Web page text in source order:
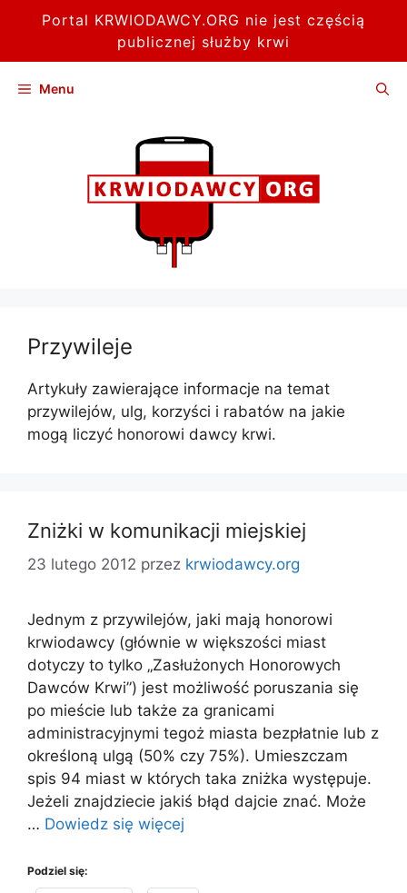
Portal KRWIODAWCY.ORG nie jest częścią
publicznej służby krwi
Menu
Przywileje
Artykuły zawierające informacje na temat
przywilejów, ulg, korzyści i rabatów na jakie
mogą liczyć honorowi dawcy krwi.
Zniżki w komunikacji miejskiej
23 lutego 2012 przez krwiodawcy.org
Jednym z przywilejów, jaki mają honorowi
krwiodawcy (głównie w większości miast
dotyczy to tylko „Zasłużonych Honorowych
Dawców Krwi”) jest możliwość poruszania się
po mieście lub także za granicami
administracyjnymi tegoż miasta bezpłatnie lub z
określoną ulgą (50% czy 75%). Umieszczam
spis 94 miast w których taka zniżka występuje.
Jeżeli znajdziecie jakiś błąd dajcie znać. Może
… Dowiedz się więcej
Podziel się: